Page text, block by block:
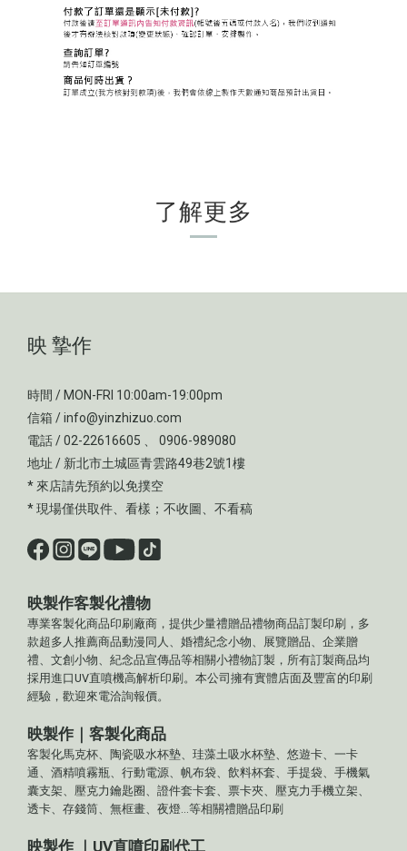
了解更多
映 摯作
時間 / MON-FRI 10:00am-19:00pm
信箱 / info@yinzhizuo.com
電話 / 02-22616605 、 0906-989080
地址 / 新北市土城區青雲路49巷2號1樓
* 來店請先預約以免撲空
* 現場僅供取件、看樣；不收圖、不看稿
映製作客製化禮物
專業客製化商品印刷廠商，提供少量禮贈品禮物商品訂製印刷，多
款超多人推薦商品動漫同人、婚禮紀念小物、展覽贈品、企業贈
禮、文創小物、紀念品宣傳品等相關小禮物訂製，所有訂製商品均
採用進口UV直噴機高解析印刷。本公司擁有實體店面及豐富的印刷
經驗，歡迎來電洽詢報價。
映製作｜客製化商品
客製化馬克杯、陶瓷吸水杯墊、珪藻土吸水杯墊、悠遊卡、一卡
通、酒精噴霧瓶、行動電源、帆布袋、飲料杯套、手提袋、手機氣
囊支架、壓克力鑰匙圈、證件套卡套、票卡夾、壓克力手機立架、
透卡、存錢筒、無框畫、夜燈...等相關禮贈品印刷
映製作 ｜UV直噴印刷代工